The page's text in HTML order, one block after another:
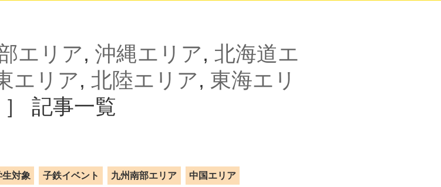
エリア, 沖縄エリア, 北海道エ
エリア, 北陸エリア, 東海エリ
］ 記事一覧
生対象 子鉄イベント 九州南部エリア 中国エリア